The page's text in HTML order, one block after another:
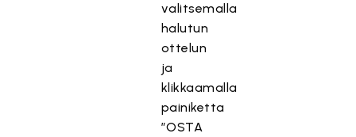
valitsemalla
halutun
ottelun
ja
klikkaamalla
painiketta
”OSTA